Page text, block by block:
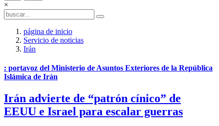
×
página de inicio
Servicio de noticias
Irán
: portavoz del Ministerio de Asuntos Exteriores de la República
Islámica de Irán
Irán advierte de “patrón cínico” de
EEUU e Israel para escalar guerras